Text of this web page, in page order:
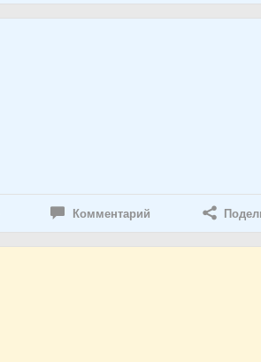
Комментарий